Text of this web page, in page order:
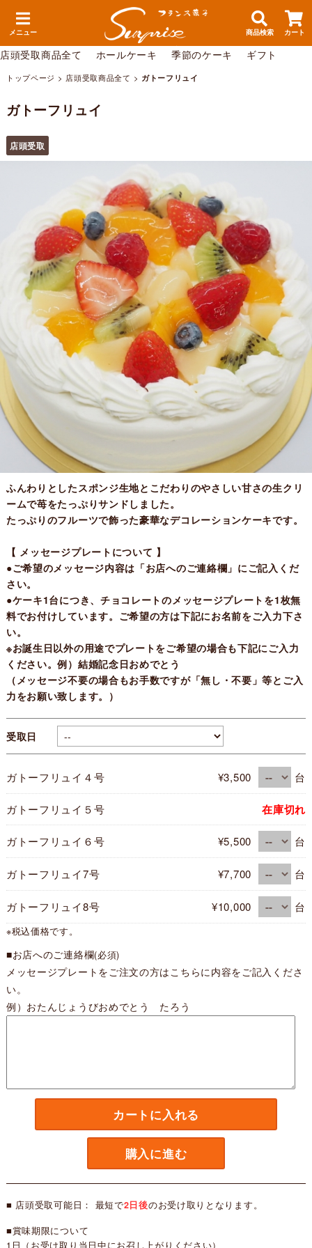
メニュー 商品検索 カート
店頭受取商品全て ホールケーキ 季節のケーキ ギフト
トップページ > 店頭受取商品全て > ガトーフリュイ
ガトーフリュイ
店頭受取
ふんわりとしたスポンジ生地とこだわりのやさしい甘さの生クリ
ームで苺をたっぷりサンドしました。
たっぷりのフルーツで飾った豪華なデコレーションケーキです。
【 メッセージプレートについて 】
●ご希望のメッセージ内容は「お店へのご連絡欄」にご記入くだ
さい。
●ケーキ1台につき、チョコレートのメッセージプレートを1枚無
料でお付けしています。ご希望の方は下記にお名前をご入力下さ
い。
※お誕生日以外の用途でプレートをご希望の場合も下記にご入力
ください。例）結婚記念日おめでとう
（メッセージ不要の場合もお手数ですが「無し・不要」等とご入
力をお願い致します。）
受取日
ガトーフリュイ４号 ¥3,500 台
ガトーフリュイ５号 在庫切れ
ガトーフリュイ６号 ¥5,500 台
ガトーフリュイ7号 ¥7,700 台
ガトーフリュイ8号 ¥10,000 台
※税込価格です。
■お店へのご連絡欄(必須)
メッセージプレートをご注文の方はこちらに内容をご記入くださ
い。
例）おたんじょうびおめでとう たろう
カートに入れる
購入に進む
■ 店頭受取可能日： 最短で2日後のお受け取りとなります。
■賞味期限について
1日（お受け取り当日中にお召し上がりください）